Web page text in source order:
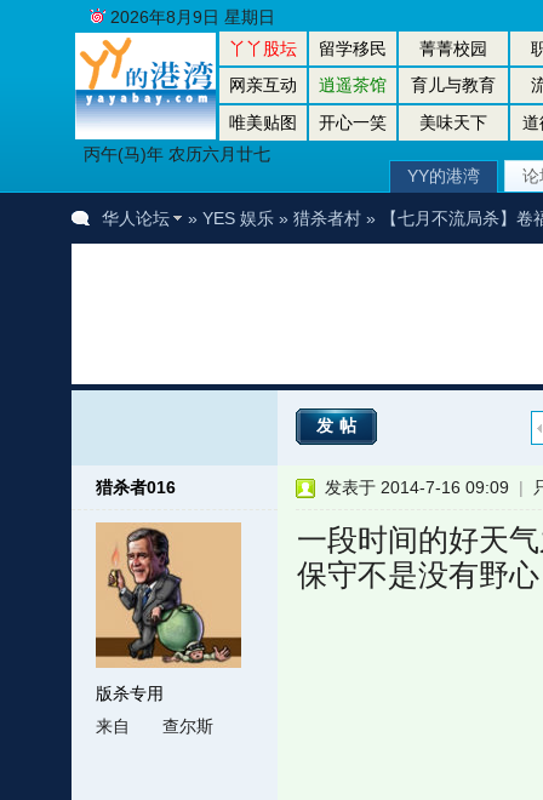
丫丫股坛 留学移民 菁菁校园
网亲互动
逍遥茶馆 育儿与教育
唯美贴图
开心一笑 美味天下
道
丙午(马)年 农历六月廿七
2026年8月9日 星期日
YY的港湾 论
华人论坛 » YES 娱乐» 猎杀者村» 【七月不流局杀】卷
发帖
猎杀者016
版杀专用
来自
查尔斯
发表于 2014-7-16 09:09 |
一段时间的好天
保守不是没有野